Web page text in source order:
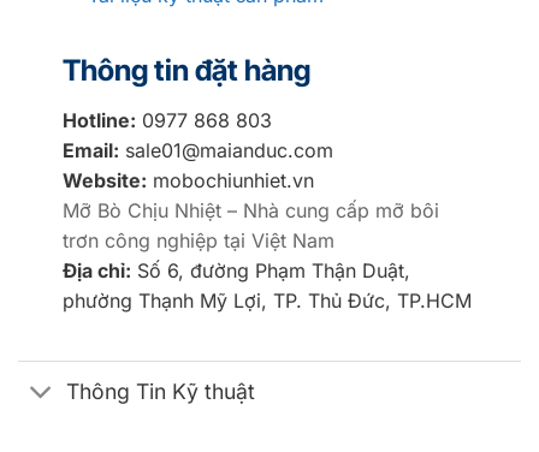
Thông tin đặt hàng
Hotline: 0977 868 803
Email: sale01@maianduc.com
Website: mobochiunhiet.vn
Mỡ Bò Chịu Nhiệt – Nhà cung cấp mỡ bôi
trơn công nghiệp tại Việt Nam
Địa chỉ: Số 6, đường Phạm Thận Duật,
phường Thạnh Mỹ Lợi, TP. Thủ Đức, TP.HCM
Thông Tin Kỹ thuật